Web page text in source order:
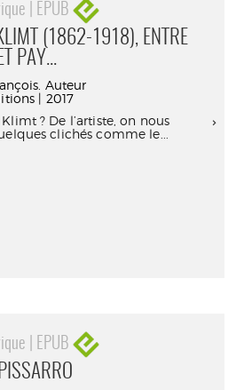
| EPUB
(1862-1918), ENTRE
PAY...
Auteur
| 2017
? De l’artiste, on nous
clichés comme le...
| EPUB